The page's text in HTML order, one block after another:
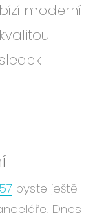
moderní
byste ještě
Dnes